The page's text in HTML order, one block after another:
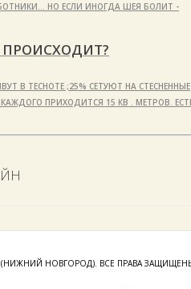
НО ЕСЛИ ИНОГДА ШЕЯ БОЛИТ -
В ТЕСНОТЕ ;25% СЕТУЮТ НА СТЕСНЕННЫЕ
ПРИХОДИТСЯ 15 КВ . МЕТРОВ.
НОВГОРОД). ВСЕ ПРАВА